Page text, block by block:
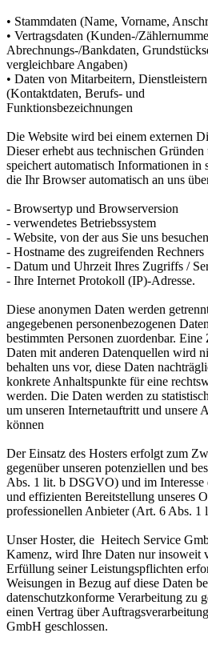
• Stammdaten (Name, Vorname,
• Vertragsdaten (Kunden-/
Abrechnungs-/Bankdaten,
vergleichbare Angaben)
• Daten von Mitarbeitern,
(Kontaktdaten, Berufs- und
Funktionsbezeichnungen
Die Website wird bei einem externen
Dieser erhebt aus technischen
speichert automatisch Informationen in
die Ihr Browser automatisch an uns
- Browsertyp und Browserversion
- verwendetes Betriebssystem
- Website, von der aus Sie uns
- Hostname des zugreifenden Rechners
- Datum und Uhrzeit Ihres Zugriffs /
- Ihre Internet Protokoll (IP)-Adresse.
Diese anonymen Daten werden
angegebenen personenbezogenen
bestimmten Personen zuordenbar.
Daten mit anderen Datenquellen wird
behalten uns vor, diese Daten
konkrete Anhaltspunkte für eine
werden. Die Daten werden zu
um unseren Internetauftritt und unsere
können
Der Einsatz des Hosters erfolgt zum
gegenüber unseren potenziellen und
Abs. 1 lit. b DSGVO) und im Interesse
und effizienten Bereitstellung unseres
professionellen Anbieter (Art. 6 Abs.
Unser Hoster, die Heitech Service
Kamenz, wird Ihre Daten nur insoweit
Erfüllung seiner Leistungspflichten
Weisungen in Bezug auf diese Daten
datenschutzkonforme Verarbeitung zu
einen Vertrag über
GmbH geschlossen.